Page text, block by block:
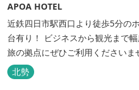
APOA HOTEL
近鉄四日市駅西口より徒歩5分の
台有り！ ビジネスから観光まで
旅の拠点にぜひご利用くださいま
北勢